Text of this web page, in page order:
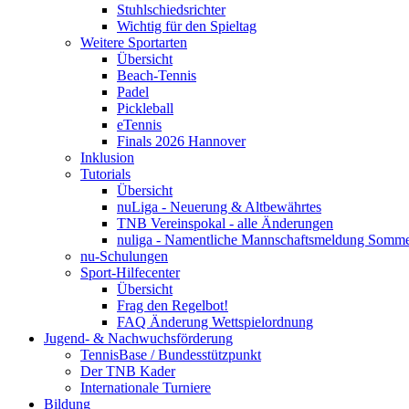
Stuhlschiedsrichter
Wichtig für den Spieltag
Weitere Sportarten
Übersicht
Beach-Tennis
Padel
Pickleball
eTennis
Finals 2026 Hannover
Inklusion
Tutorials
Übersicht
nuLiga - Neuerung & Altbewährtes
TNB Vereinspokal - alle Änderungen
nuliga - Namentliche Mannschaftsmeldung
nu-Schulungen
Sport-Hilfecenter
Übersicht
Frag den Regelbot!
FAQ Änderung Wettspielordnung
Jugend- & Nachwuchsförderung
TennisBase / Bundesstützpunkt
Der TNB Kader
Internationale Turniere
Bildung